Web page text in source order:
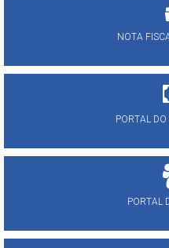
NOTA
PORTAL
PORTAL